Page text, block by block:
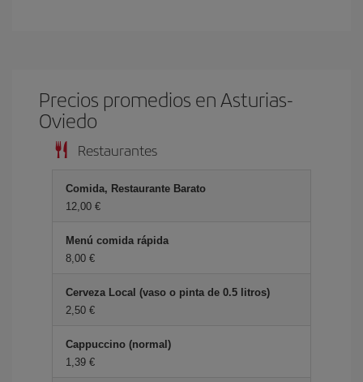
Precios promedios en Asturias-
Oviedo
Restaurantes
Comida, Restaurante Barato
12,00 €
Menú comida rápida
8,00 €
Cerveza Local (vaso o pinta de 0.5 litros)
2,50 €
Cappuccino (normal)
1,39 €